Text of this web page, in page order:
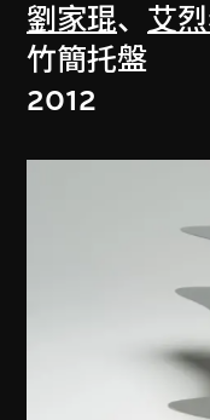
劉家琨、 艾
竹簡托盤
2012